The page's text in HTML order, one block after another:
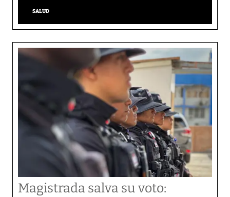
SALUD
Magistrada salva su voto: